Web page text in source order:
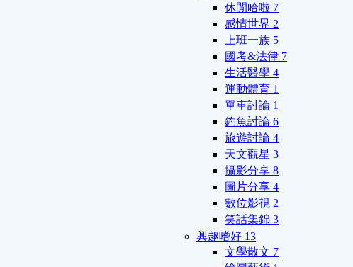
休閒哈啦 7
感情世界 2
上班一族 5
國考&法律 7
生活醫學 4
運動體育 1
單車討論 1
釣魚討論 6
旅遊討論 4
天文觀星 3
攝影分享 8
圖片分享 4
數位影視 2
笑話集錦 3
興趣嗜好 13
文學散文 7